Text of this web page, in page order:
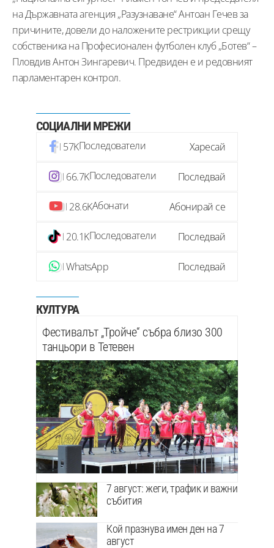
на Държавната агенция „Разузнаване“ Антоан Гечев за
причините, довели до наложените рестрикции срещу
собственика на Професионален футболен клуб „Ботев“ –
Пловдив Антон Зингаревич. Предвиден е и редовният
парламентарен контрол.
СОЦИАЛНИ МРЕЖИ
57KПоследователи Харесай
66.7KПоследователи Последвай
28.6KАбонати Абонирай се
20.1KПоследователи Последвай
WhatsApp Последвай
КУЛТУРА
Фестивалът „Тройче“ събра близо 300
танцьори в Тетевен
7 август: жеги, трафик и важни
събития
Кой празнува имен ден на 7
август